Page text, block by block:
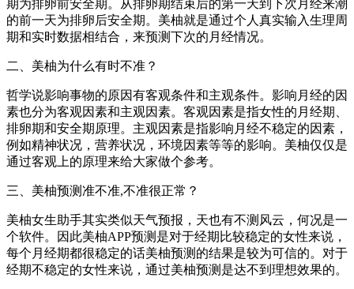
期为排卵前安全期。从排卵期结束后的第一天到下次月经来潮
的前一天为排卵后安全期。美柚就是通过个人真实输入生理周
期和实时数据相结合，来预测下次的月经情况。
二、美柚为什么有时不准？
哲学说影响事物的原因有客观条件和主观条件。影响月经的因
素也分为客观因素和主观因素。客观因素是指女性的月经期、
排卵期和安全期原理。主观因素是指影响月经不稳定的因素，
例如精神状况，营养状况，环境因素等等的影响。美柚仅仅是
通过客观上的原理来给大家做个参考。
三、美柚预测准不准,不准很正常？
美柚女生助手其实类似天气预报，天也有不测风云，何况是一
个软件。因此美柚APP预测是对于经期比较稳定的女性来说，
每个月经期都很稳定的话美柚预测的结果是较为可信的。对于
经期不稳定的女性来说，通过美柚预测是达不到理想效果的。